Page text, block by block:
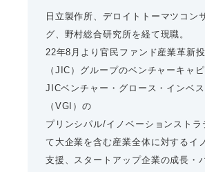
日立製作所、デロイトトーマツコン
グ、野村総合研究所を経て現職。
22年8月より官民ファンド産業革新
（JIC）グループのベンチャーキャ
JICベンチャー・グロース・インベ
（VGI）の
プリンシパル/イノベーションストラ
て大企業を含む産業全体に対するイ
支援、スタートアップ企業の成長・